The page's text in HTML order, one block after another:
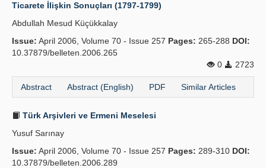
Ticarete İlişkin Sonuçları (1797-1799)
Abdullah Mesud Küçükkalay
Issue: April 2006, Volume 70 - Issue 257 Pages: 265-288 DOI:
10.37879/belleten.2006.265
0
2723
Abstract Abstract (English) PDF Similar Articles
Türk Arşivleri ve Ermeni Meselesi
Yusuf Sarınay
Issue: April 2006, Volume 70 - Issue 257 Pages: 289-310 DOI:
10.37879/belleten.2006.289